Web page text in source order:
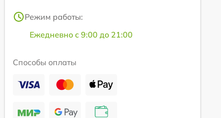
Режим работы:
Ежедневно с 9:00 до 21:00
Способы оплаты